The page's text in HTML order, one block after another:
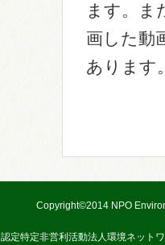
ます。ま
画した動
あります
Copyright©2014 NPO
認定特定非営利活動法人環境ネット